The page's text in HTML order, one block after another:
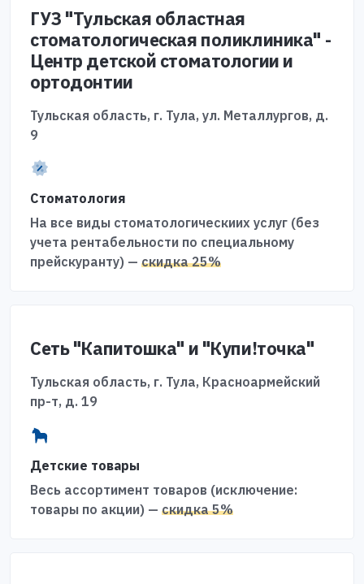
ГУЗ "Тульская областная
стоматологическая поликлиника" -
Центр детской стоматологии и
ортодонтии
Тульская область, г. Тула, ул. Металлургов, д.
9
Стоматология
На все виды стоматологическиих услуг (без
учета рентабельности по специальному
прейскуранту) — скидка 25%
Сеть "Капитошка" и "Купи!точка"
Тульская область, г. Тула, Красноармейский
пр-т, д. 19
Детские товары
Весь ассортимент товаров (исключение:
товары по акции) — скидка 5%